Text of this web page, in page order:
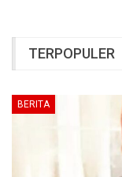
TERPOPULER
BERITA